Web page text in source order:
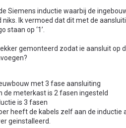
Siemens inductie waarbij de
niks. Ik vermoed dat dit met de
staan op ‘1’.
gemonteerd zodat ie aansluit op
met 3 fase aansluiting
de meterkast is 2 fasen ingesteld
is 3 fasen
heeft de kabels zelf aan de inductie
geinstalleerd.